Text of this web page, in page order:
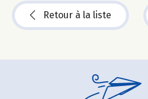
Retour à la liste